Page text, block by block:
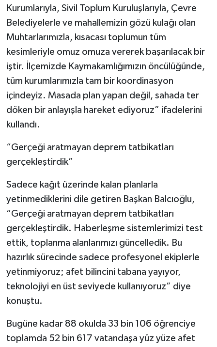
Kurumlarıyla, Sivil Toplum Kuruluşlarıyla, Çevre
Belediyelerle ve mahallemizin gözü kulağı olan
Muhtarlarımızla, kısacası toplumun tüm
kesimleriyle omuz omuza vererek başarılacak bir
iştir. İlçemizde Kaymakamlığımızın öncülüğünde,
tüm kurumlarımızla tam bir koordinasyon
içindeyiz. Masada plan yapan değil, sahada ter
döken bir anlayışla hareket ediyoruz” ifadelerini
kullandı.
“Gerçeği aratmayan deprem tatbikatları
gerçekleştirdik”
Sadece kağıt üzerinde kalan planlarla
yetinmediklerini dile getiren Başkan Balcıoğlu,
“Gerçeği aratmayan deprem tatbikatları
gerçekleştirdik. Haberleşme sistemlerimizi test
ettik, toplanma alanlarımızı güncelledik. Bu
hazırlık sürecinde sadece profesyonel ekiplerle
yetinmiyoruz; afet bilincini tabana yayıyor,
teknolojiyi en üst seviyede kullanıyoruz” diye
konuştu.
Bugüne kadar 88 okulda 33 bin 106 öğrenciye
toplamda 52 bin 617 vatandaşa yüz yüze afet